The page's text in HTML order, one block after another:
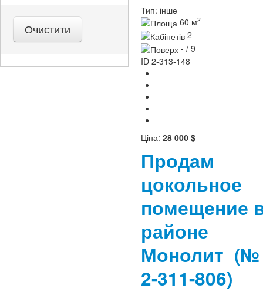
Тип: інше
60 м2
2
- / 9
ID 2-313-148
Ціна: 28 000 $
Продам
цокольное
помещение
районе
Монолит (№
2-311-806)